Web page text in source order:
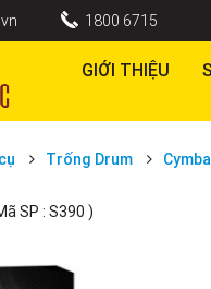
1800 6715
GIỚI THIỆU
Trống Drum
SP : S390 )